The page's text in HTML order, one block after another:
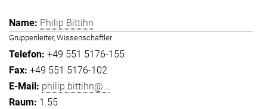
Philip Bittihn
Gruppenleiter, Wissenschaftler
+49 551 5176-155
+49 551 5176-102
philip.bittihn@...
1.55